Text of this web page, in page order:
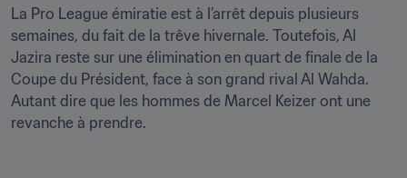
La Pro League émiratie est à l’arrêt depuis plusieurs
semaines, du fait de la trêve hivernale. Toutefois, Al
Jazira reste sur une élimination en quart de finale de la
Coupe du Président, face à son grand rival Al Wahda.
Autant dire que les hommes de Marcel Keizer ont une
revanche à prendre.